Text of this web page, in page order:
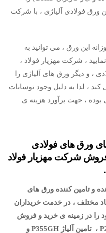
ورق فولادی آلیاژی ، با شرکت
این ورق ، می توانید به
، شرکت مهزیار فولاد ،
، و دیگر ورق های آلیاژی را
، لذا به دلیل وجود نوسانات
بوده ، جهت برآورد هزینه ی
ورق های فولادی
فروش شرکت مهزیار فولاد
و تامین کننده ورق های
مختلف ، در خدمت خریداران
در زمینه ی خرید و فروش
ورق های P265 – P295 ، و P295NL ، تامین آلیاژ P355GH و